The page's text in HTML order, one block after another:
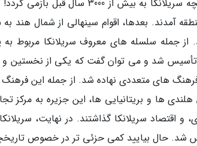
آمدند. بعدها، اقوام سینهالی از شمال هند
تأسیس شد و می توان گفت که یکی از نخستین و
ها و بریتانیایی ها، این جزیره به مرکز
شد. حال بیایید کمی حزئی تر در خصوص